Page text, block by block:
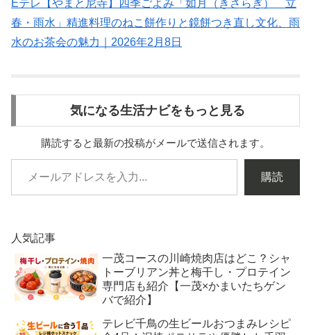
Eテレ【やまと尼寺】四季ごよみ「如月（きさらぎ） 立
春・雨水」精進料理のねこ餅作りと鏡餅つき直し文化、雨
水のお茶会の魅力｜2026年2月8日
気になる生活ナビをもっと見る
購読すると最新の投稿がメールで送信されます。
購読
人気記事
一茂コースの川崎焼肉店はどこ？シャ
トーブリアン丼と梅干し・プロテイン
専門店も紹介【一茂×かまいたちゲン
バで紹介】
テレビ千鳥の生ビールおつまみレシピ